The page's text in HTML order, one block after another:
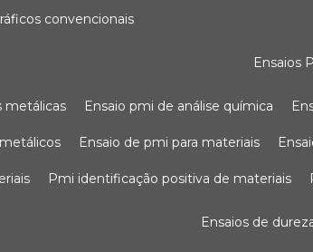
convencionais
ensaios
metálicas ensaio pmi de análise química
ensaio de pmi para materiais
pmi identificação positiva de materiais
ensaios de